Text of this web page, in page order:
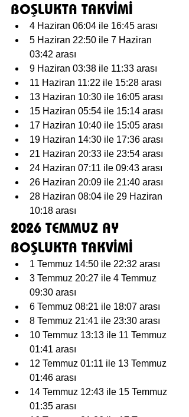
BOŞLUKTA TAKVİMİ
4 Haziran 06:04 ile 16:45 arası
5 Haziran 22:50 ile 7 Haziran
03:42 arası
9 Haziran 03:38 ile 11:33 arası
11 Haziran 11:22 ile 15:28 arası
13 Haziran 10:30 ile 16:05 arası
15 Haziran 05:54 ile 15:14 arası
17 Haziran 10:40 ile 15:05 arası
19 Haziran 14:30 ile 17:36 arası
21 Haziran 20:33 ile 23:54 arası
24 Haziran 07:11 ile 09:43 arası
26 Haziran 20:09 ile 21:40 arası
28 Haziran 08:04 ile 29 Haziran
10:18 arası
2026 TEMMUZ AY
BOŞLUKTA TAKVİMİ
1 Temmuz 14:50 ile 22:32 arası
3 Temmuz 20:27 ile 4 Temmuz
09:30 arası
6 Temmuz 08:21 ile 18:07 arası
8 Temmuz 21:41 ile 23:30 arası
10 Temmuz 13:13 ile 11 Temmuz
01:41 arası
12 Temmuz 01:11 ile 13 Temmuz
01:46 arası
14 Temmuz 12:43 ile 15 Temmuz
01:35 arası